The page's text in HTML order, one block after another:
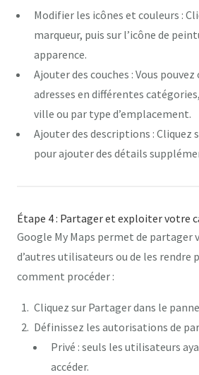
Modifier les icônes et couleurs :
marqueur, puis sur l’icône de
apparence.
Ajouter des couches : Vous
adresses en différentes
ville ou par type d’emplacement.
Ajouter des descriptions : Cliquez
pour ajouter des détails
Étape 4 : Partager et exploiter votre
Google My Maps permet de partager
d’autres utilisateurs ou de les rendre
comment procéder :
Cliquez sur Partagerdans le
Définissez les autorisations de
Privé : seuls les utilisateurs
accéder.